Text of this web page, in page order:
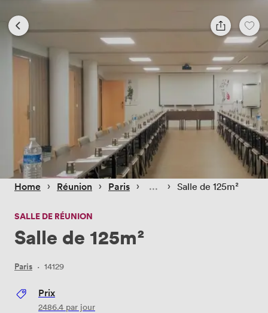
Home › Réunion › Paris › › Salle de 125m²
SALLE DE RÉUNION
Salle de 125m²
Paris · 14129
Prix
2486.4 par jour